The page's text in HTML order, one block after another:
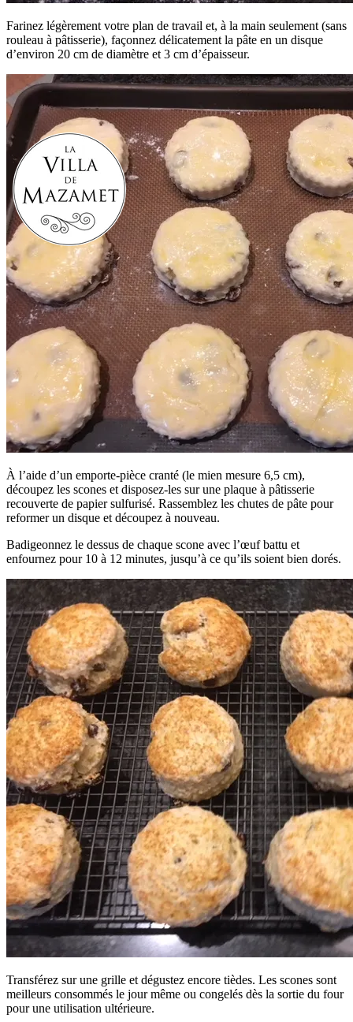
Farinez légèrement votre plan de travail et, à la main seulement (sans
rouleau à pâtisserie), façonnez délicatement la pâte en un disque
d’environ 20 cm de diamètre et 3 cm d’épaisseur.
À l’aide d’un emporte-pièce cranté (le mien mesure 6,5 cm),
découpez les scones et disposez-les sur une plaque à pâtisserie
recouverte de papier sulfurisé. Rassemblez les chutes de pâte pour
reformer un disque et découpez à nouveau.
Badigeonnez le dessus de chaque scone avec l’œuf battu et
enfournez pour 10 à 12 minutes, jusqu’à ce qu’ils soient bien dorés.
Transférez sur une grille et dégustez encore tièdes. Les scones sont
meilleurs consommés le jour même ou congelés dès la sortie du four
pour une utilisation ultérieure.